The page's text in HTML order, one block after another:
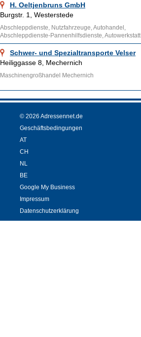
H. Oeltjenbruns GmbH
Burgstr. 1, Westerstede
Abschleppdienste, Nutzfahrzeuge, Autohandel,
Abschleppdienste-Pannenhilfsdienste, Autowerkstatt
Schwer- und Spezialtransporte Velser
Heiliggasse 8, Mechernich
Maschinengroßhandel Mechernich
© 2026 Adressennet.de
Geschäftsbedingungen
AT
CH
NL
BE
Google My Business
Impressum
Datenschutzerklärung